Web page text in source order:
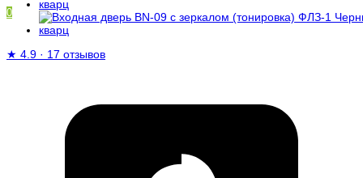
0
★ 4.9 · 17 отзывов